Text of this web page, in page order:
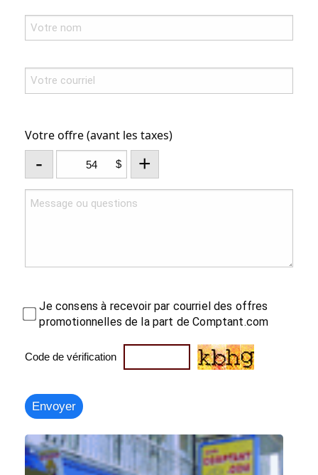
Votre offre (avant les taxes)
- $ +
Je consens à recevoir par courriel des offres
promotionnelles de la part de Comptant.com
Code de vérification